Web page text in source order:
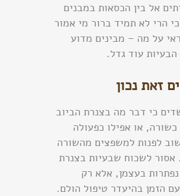
אל בין הכסאות במבנים
הרי לא תמיד ברור מי אמור
על מה – מבינים מדוע
הבעיות עוד גדל.
זאת נכון
כי דבר מה בצנרת הביוב
כשורה, או אפילו כפעולה
לפנות למשפצים מהשורה
אסור לשכוח שבעיות בצנרת
נפתרות בעצמן, אלא רק
הזמן בהיעדר טיפול הולם.